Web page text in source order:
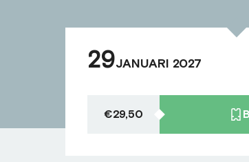
29JANUARI 2027
€29,50